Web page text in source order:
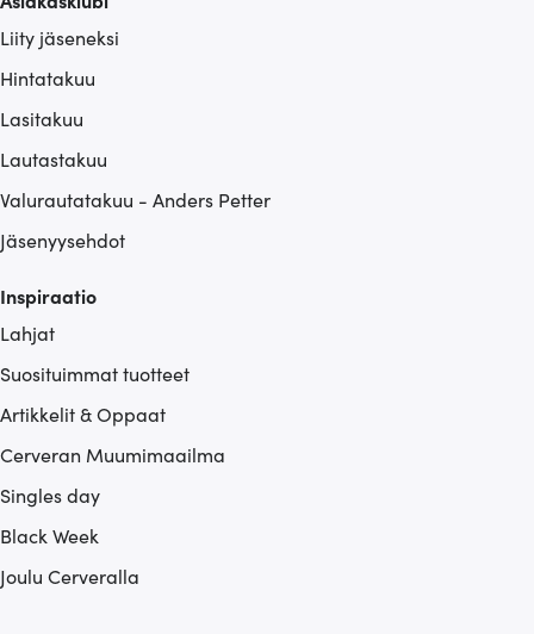
Liity jäseneksi
Hintatakuu
Lasitakuu
Lautastakuu
Valurautatakuu - Anders Petter
Jäsenyysehdot
Inspiraatio
Lahjat
Suosituimmat tuotteet
Artikkelit & Oppaat
Cerveran Muumimaailma
Singles day
Black Week
Joulu Cerveralla